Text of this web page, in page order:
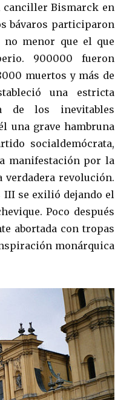
canciller Bismarck en
bávaros participaron
no menor que el que
900000 fueron
muertos y más de
una estricta
de los inevitables
una grave hambruna
socialdemócrata,
manifestación por la
verdadera revolución.
III se exilió dejando el
Poco después
abortada con tropas
monárquica